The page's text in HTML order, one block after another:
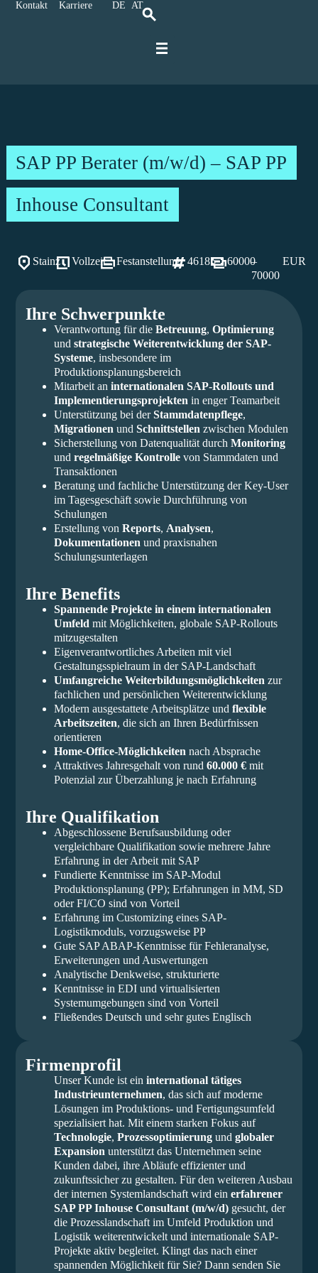
Kontakt Karriere DE AT
SAP PP Berater (m/w/d) – SAP PP
Inhouse Consultant
Stainz Vollzeit Festanstellung 46185 60000
–
70000
EUR
Ihre Schwerpunkte
Verantwortung für die Betreuung, Optimierung
und strategische Weiterentwicklung der SAP-
Systeme, insbesondere im
Produktionsplanungsbereich
Mitarbeit an internationalen SAP-Rollouts und
Implementierungsprojekten in enger Teamarbeit
Unterstützung bei derStammdatenpflege,
Migrationen und Schnittstellen zwischen Modulen
Sicherstellung von Datenqualität durch Monitoring
und regelmäßige Kontrolle von Stammdaten und
Transaktionen
Beratung und fachliche Unterstützung der Key-User
im Tagesgeschäft sowie Durchführung von
Schulungen
Erstellung von Reports, Analysen,
Dokumentationen und praxisnahen
Schulungsunterlagen
Ihre Benefits
Spannende Projekte in einem internationalen
Umfeld mit Möglichkeiten, globale SAP-Rollouts
mitzugestalten
Eigenverantwortliches Arbeiten mit viel
Gestaltungsspielraum in der SAP-Landschaft
Umfangreiche Weiterbildungsmöglichkeiten zur
fachlichen und persönlichen Weiterentwicklung
Modern ausgestattete Arbeitsplätze und flexible
Arbeitszeiten, die sich an Ihren Bedürfnissen
orientieren
Home-Office-Möglichkeiten nach Absprache
Attraktives Jahresgehalt von rund 60.000 € mit
Potenzial zur Überzahlung je nach Erfahrung
Ihre Qualifikation
Abgeschlossene Berufsausbildung oder
vergleichbare Qualifikation sowie mehrere Jahre
Erfahrung in der Arbeit mit SAP
Fundierte Kenntnisse im SAP-Modul
Produktionsplanung (PP); Erfahrungen in MM, SD
oder FI/CO sind von Vorteil
Erfahrung im Customizing eines SAP-
Logistikmoduls, vorzugsweise PP
Gute SAP ABAP-Kenntnisse für Fehleranalyse,
Erweiterungen und Auswertungen
Analytische Denkweise, strukturierte
Kenntnisse in EDI und virtualisierten
Systemumgebungen sind von Vorteil
Fließendes Deutsch und sehr gutes Englisch
Firmenprofil
Unser Kunde ist ein international tätiges
Industrieunternehmen, das sich auf moderne
Lösungen im Produktions- und Fertigungsumfeld
spezialisiert hat. Mit einem starken Fokus auf
Technologie, Prozessoptimierung und globaler
Expansion unterstützt das Unternehmen seine
Kunden dabei, ihre Abläufe effizienter und
zukunftssicher zu gestalten. Für den weiteren Ausbau
der internen Systemlandschaft wird ein erfahrener
SAP PP Inhouse Consultant (m/w/d) gesucht, der
die Prozesslandschaft im Umfeld Produktion und
Logistik weiterentwickelt und internationale SAP-
Projekte aktiv begleitet. Klingt das nach einer
spannenden Möglichkeit für Sie? Dann senden Sie